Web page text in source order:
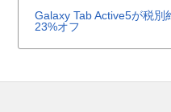
Galaxy Tab Active5が税
23%オフ